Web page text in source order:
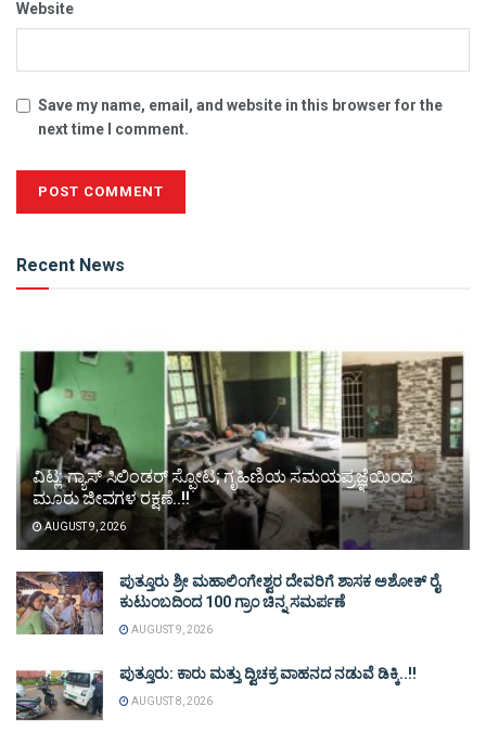
Website
Save my name, email, and website in this browser for the
next time I comment.
Recent News
ವಿಟ್ಲ: ಗ್ಯಾಸ್ ಸಿಲಿಂಡರ್ ಸ್ಫೋಟ; ಗೃಹಿಣಿಯ ಸಮಯಪ್ರಜ್ಞೆಯಿಂದ
ಮೂರು ಜೀವಗಳ ರಕ್ಷಣೆ..!!
AUGUST 9, 2026
ಪುತ್ತೂರು ಶ್ರೀ ಮಹಾಲಿಂಗೇಶ್ವರ ದೇವರಿಗೆ ಶಾಸಕ ಅಶೋಕ್ ರೈ
ಕುಟುಂಬದಿಂದ 100 ಗ್ರಾಂ ಚಿನ್ನ ಸಮರ್ಪಣೆ
AUGUST 9, 2026
ಪುತ್ತೂರು: ಕಾರು ಮತ್ತು ದ್ವಿಚಕ್ರ ವಾಹನದ ನಡುವೆ ಡಿಕ್ಕಿ..!!
AUGUST 8, 2026